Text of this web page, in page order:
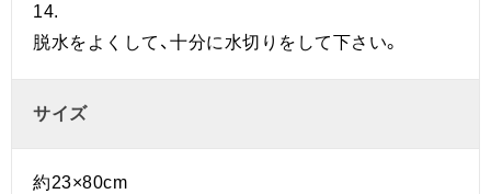
14.
脱水をよくして、十分に水切りをして下さい。
サイズ
約23×80cm